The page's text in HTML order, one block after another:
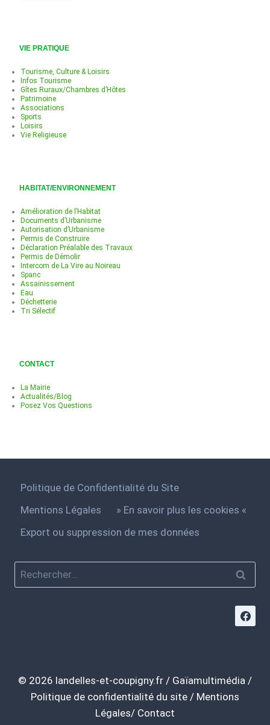
VIE PRATIQUE
Tourisme, Culture & Loisirs
Infos Tourisme
Gîtes Ruraux/Chambres d’Hôtes
Patrimoine
Associations
Sports
Loisirs
Vie Religieuse
HABITAT/ENVIRONNEMENT
Amélioration de l’Habitat
Documents d’Urbanisme
Autorisation d’Urbanisme
Permis de Construire
Déclaration Préalable des Travaux
Permis de Démolir
Intercom de La Vire au Noireau
Spanc
Assainissement
Eau
Déchetterie
Tri Sélectif
CONTACT
La Mairie
Actualités/Blog
Posez Vos Questions
Politique de Confidentialité du Site
Mentions Légales
» En savoir plus les cookies «
Export ou suppression de mes données
© 2026 landelles-et-coupigny.fr / Gaïamultimédia /
Politique de confidentialité du site / Mentions
Légales/ Contact